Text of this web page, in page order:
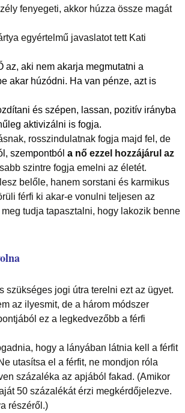
fenyegeti, akkor húzza össze magát
egyértelmű javaslatot tett Kati
az, aki nem akarja megmutatni a
akar húzódni. Ha van pénze, azt is
és szépen, lassan, pozitív irányba
aktivizálni is fogja.
rosszindulatnak fogja majd fel, de
szempontból a nő ezzel hozzájárul az
szintre fogja emelni az életét.
belőle, hanem sorstani és karmikus
férfi ki akar-e vonulni teljesen az
tudja tapasztalni, hogy lakozik benne
szükséges jogi útra terelni ezt az ügyet.
az ilyesmit, de a három módszer
ez a legkedvezőbb a férfi
hogy a lányában látnia kell a férfit
utasítsa el a férfit, ne mondjon róla
százaléka az apjából fakad. (Amikor
50 százalékát érzi megkérdőjelezve.
részéről.)